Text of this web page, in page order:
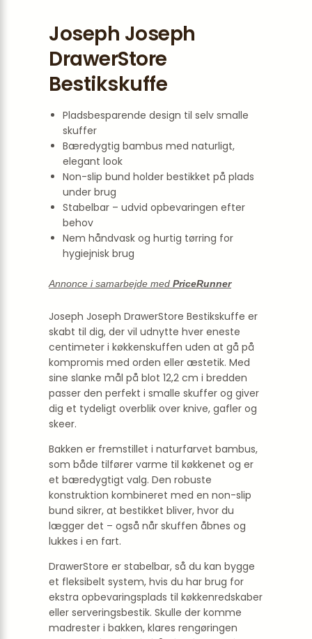
Joseph Joseph
DrawerStore
Bestikskuffe
Pladsbesparende design til selv smalle
skuffer
Bæredygtig bambus med naturligt,
elegant look
Non-slip bund holder bestikket på plads
under brug
Stabelbar – udvid opbevaringen efter
behov
Nem håndvask og hurtig tørring for
hygiejnisk brug
Annonce i samarbejde med PriceRunner
Joseph Joseph DrawerStore Bestikskuffe er
skabt til dig, der vil udnytte hver eneste
centimeter i køkkenskuffen uden at gå på
kompromis med orden eller æstetik. Med
sine slanke mål på blot 12,2 cm i bredden
passer den perfekt i smalle skuffer og giver
dig et tydeligt overblik over knive, gafler og
skeer.
Bakken er fremstillet i naturfarvet bambus,
som både tilfører varme til køkkenet og er
et bæredygtigt valg. Den robuste
konstruktion kombineret med en non-slip
bund sikrer, at bestikket bliver, hvor du
lægger det – også når skuffen åbnes og
lukkes i en fart.
DrawerStore er stabelbar, så du kan bygge
et fleksibelt system, hvis du har brug for
ekstra opbevaringsplads til køkkenredskaber
eller serveringsbestik. Skulle der komme
madrester i bakken, klares rengøringen